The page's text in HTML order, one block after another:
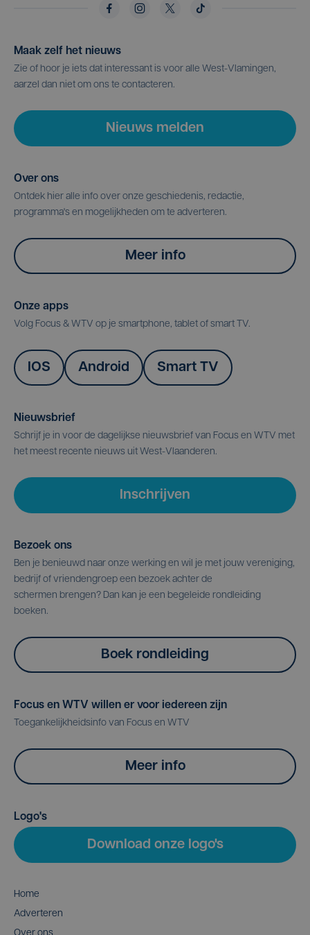
Maak zelf het nieuws
Zie of hoor je iets dat interessant is voor alle West-Vlamingen,
aarzel dan niet om ons te contacteren.
Nieuws melden
Over ons
Ontdek hier alle info over onze geschiedenis, redactie,
programma's en mogelijkheden om te adverteren.
Meer info
Onze apps
Volg Focus & WTV op je smartphone, tablet of smart TV.
IOS Android Smart TV
Nieuwsbrief
Schrijf je in voor de dagelijkse nieuwsbrief van Focus en WTV met
het meest recente nieuws uit West-Vlaanderen.
Inschrijven
Bezoek ons
Ben je benieuwd naar onze werking en wil je met jouw vereniging,
bedrijf of vriendengroep een bezoek achter de
schermen brengen? Dan kan je een begeleide rondleiding
boeken.
Boek rondleiding
Focus en WTV willen er voor iedereen zijn
Toegankelijkheidsinfo van Focus en WTV
Meer info
Logo's
Download onze logo's
Home
Adverteren